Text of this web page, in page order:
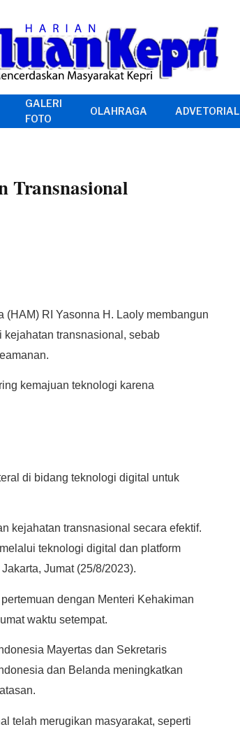
GALERI
FOTO
OLAHRAGA ADVETORIAL
Transnasional
RI Yasonna H. Laoly membangun
kejahatan transnasional, sebab
kemajuan teknologi karena
di bidang teknologi digital untuk
kejahatan transnasional secara efektif.
teknologi digital dan platform
Jumat (25/8/2023).
dengan Menteri Kehakiman
waktu setempat.
Mayertas dan Sekretaris
dan Belanda meningkatkan
telah merugikan masyarakat, seperti